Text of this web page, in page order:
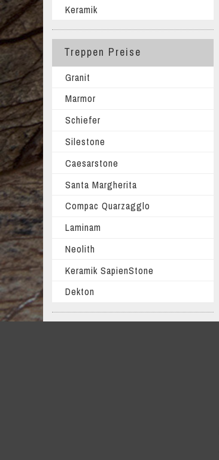
Keramik
Treppen Preise
Granit
Marmor
Schiefer
Silestone
Caesarstone
Santa Margherita
Compac Quarzagglo
Laminam
Neolith
Keramik SapienStone
Dekton